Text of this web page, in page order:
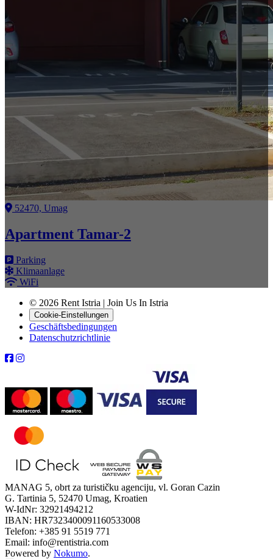
52470, Umag
Apartment Tamar-2
Parking
Klimaanlage
WiFi
© 2026 Rent Istria | Join Us In Istria
Cookie-Einstellungen
Geschäftsbedingungen
Datenschutzrichtlinie
MANAG 5, obrt za turističku agenciju, vl. Goran Cazin
G. Tartinia 5, 52470 Umag, Kroatien
W-IdNr: 32921494212
IBAN: HR7323400091160533008
Telefon: +385 91 5519 771
Email: info@rentistria.com
Powered by Nokumo.